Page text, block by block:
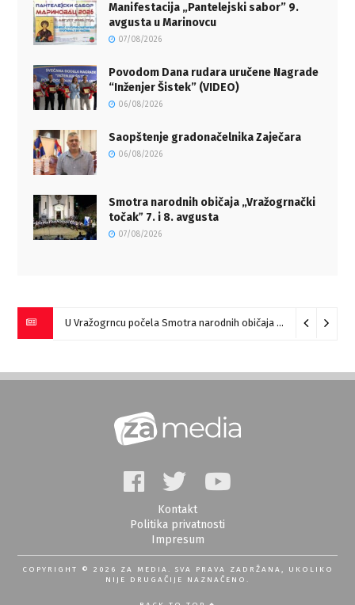
Manifestacija „Pantelejski sabor” 9.
avgusta u Marinovcu
07/08/2026
Povodom Dana rudara uručene Nagrade
“Inženjer Šistek” (VIDEO)
06/08/2026
Saopštenje gradonačelnika Zaječara
06/08/2026
Smotra narodnih običaja „Vražogrnački
točakˮ 7. i 8. avgusta
07/08/2026
U Vražogrncu počela Smotra narodnih običaja „Vražogrnački točak“
Kontakt
Politika privatnosti
Impresum
COPYRIGHT © 2026 ZA MEDIA. SVA PRAVA ZADRŽANA, UKOLIKO
NIJE DRUGAČIJE NAZNAČENO.